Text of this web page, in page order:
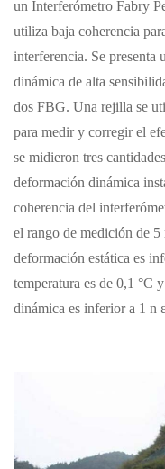
un Interferómetro Fabry
utiliza baja coherencia
interferencia. Se presenta
dinámica de alta
dos FBG. Una rejilla se
para medir y corregir el
se midieron tres
deformación dinámica
coherencia del
el rango de medición de
deformación estática es
temperatura es de 0,1 °C
dinámica es inferior a 1 n